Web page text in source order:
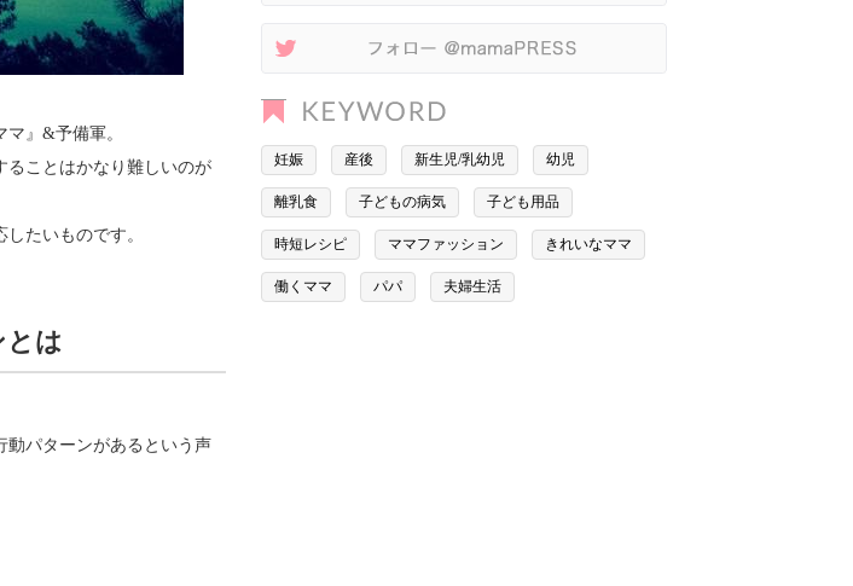
』&予備軍。
ることはかなり難しいのが
たいものです。
とは
動パターンがあるという声
妊娠 産後 新生児/乳幼児 幼児
離乳食 子どもの病気 子ども用品
時短レシピ ママファッション きれいなママ
働くママ パパ 夫婦生活